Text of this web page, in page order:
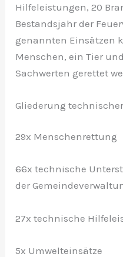
Hilfeleistungen, 20
Bestandsjahr der
genannten Einsätzen
Menschen, ein Tier
Sachwerten gerettet
Gliederung
29x Menschenrettung
66x technische
der
27x technische
5x Umwelteinsätze